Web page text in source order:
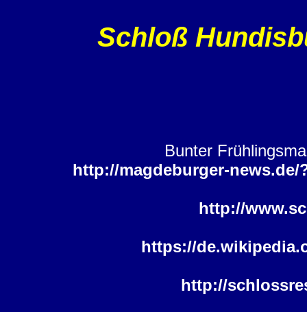
Schloß
Bunter
http://magdeburger-news.de/
http://
https://
http://